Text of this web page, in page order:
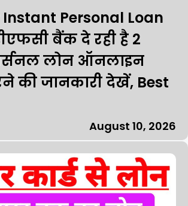
Personal Loan
बैंक दे रही है 2
लोन ऑनलाइन
की जानकारी देखें, Best
August 10, 2026